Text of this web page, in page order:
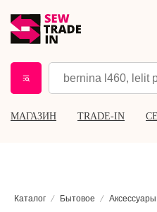
МАГАЗИН TRADE-IN
Каталог Бытовое Аксессуары